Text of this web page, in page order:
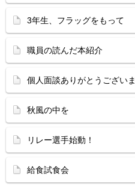
3年生、フラッグをもって
職員の読んだ本紹介
個人面談ありがとうござい
秋風の中を
リレー選手始動！
給食試食会